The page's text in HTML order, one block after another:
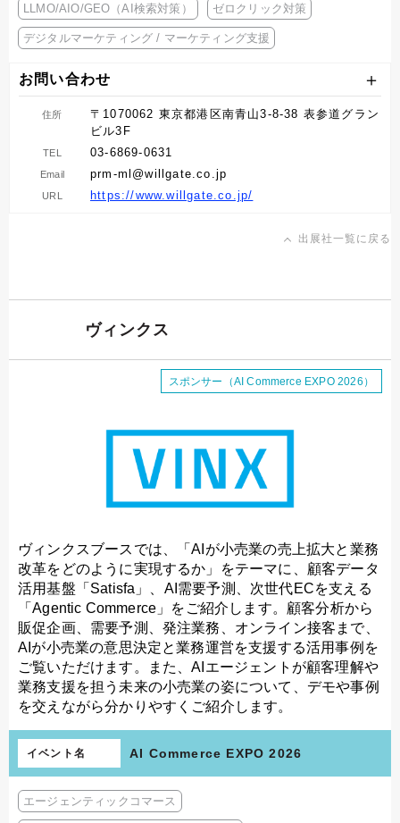
LLMO/AIO/GEO（AI検索対策） ゼロクリック対策
デジタルマーケティング / マーケティング支援
お問い合わせ
住所
〒1070062 東京都港区南青山3-8-38 表参道グラン
ビル3F
TEL 03-6869-0631
Email prm-ml@willgate.co.jp
URL https://www.willgate.co.jp/
出展社一覧に戻る
ヴィンクス
スポンサー（AI Commerce EXPO 2026）
ヴィンクスブースでは、「AIが小売業の売上拡大と業務
改革をどのように実現するか」をテーマに、顧客データ
活用基盤「Satisfa」、AI需要予測、次世代ECを支える
「Agentic Commerce」をご紹介します。顧客分析から
販促企画、需要予測、発注業務、オンライン接客まで、
AIが小売業の意思決定と業務運営を支援する活用事例を
ご覧いただけます。また、AIエージェントが顧客理解や
業務支援を担う未来の小売業の姿について、デモや事例
を交えながら分かりやすくご紹介します。
イベント名 AI Commerce EXPO 2026
エージェンティックコマース